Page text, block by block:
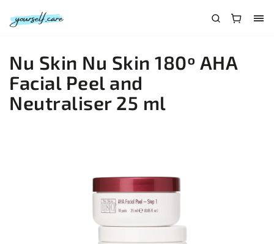
Nu Skin Nu Skin 180º AHA
Facial Peel and
Neutraliser 25 ml